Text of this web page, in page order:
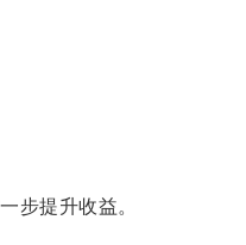
步提升收益。